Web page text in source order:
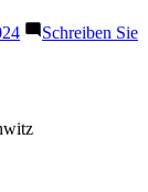
Schreiben Sie